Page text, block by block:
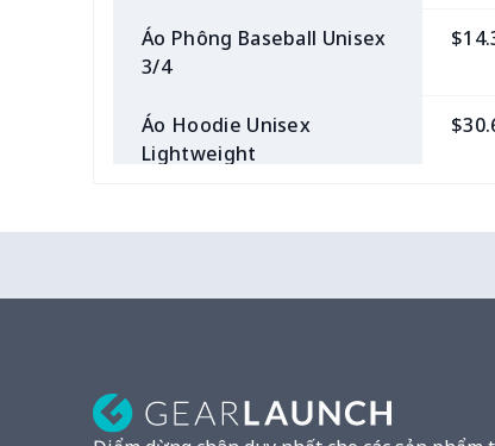
Áo Phông Baseball Unisex
3/4
Áo Hoodie Unisex
Lightweight
cao cấp
Unisex Premium Triblend